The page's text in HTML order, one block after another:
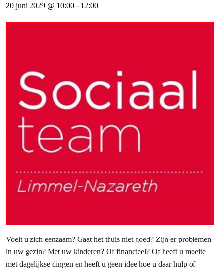
20 juni 2029 @ 10:00 - 12:00
Voelt u zich eenzaam? Gaat het thuis niet goed? Zijn er problemen
in uw gezin? Met uw kinderen? Of financieel? Of heeft u moeite
met dagelijkse dingen en heeft u geen idee hoe u daar hulp of